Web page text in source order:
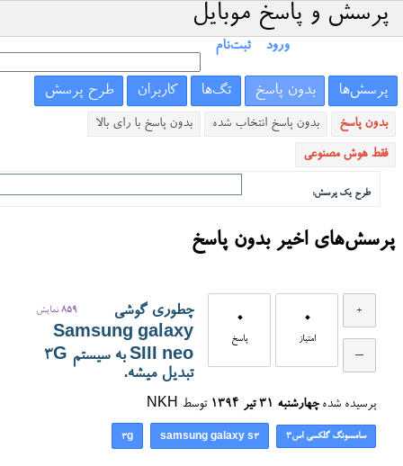
پرسش و پاسخ موبایل
ورود ثبت‌نام
پرسش‌ها بدون پاسخ تگ‌ها کاربران طرح پرسش
بدون پاسخ بدون پاسخ انتخاب شده بدون پاسخ با رای بالا
فقط هوش مصنوعی
طرح یک پرسش:
پرسش‌های اخیر بدون پاسخ
0
امتیاز
0
پاسخ
859 نمایش
چطوری گوشی
Samsung galaxy
SIII neo به سیستم 3G
تبدیل میشه.
پرسیده شده چهارشنبه ۳۱ تیر ۱۳۹۴ توسط NKH
سامسونگ گلکسی اس3 samsung galaxy s3
3g